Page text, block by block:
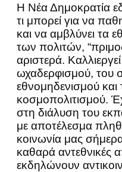
Η Νέα Δημοκρατία
τι μπορεί για να
και να αμβλύνει τα
των πολιτών,
αριστερά.
ωχαδερφισμού, του
εθνομηδενισμού και
κοσμοπολιτισμού.
στη διάλυση του
με αποτέλεσμα
κοινωνία μας
καθαρά αντεθνικές
εκδηλώνουν